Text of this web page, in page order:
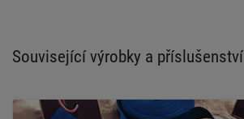
Související výrobky a příslušenství